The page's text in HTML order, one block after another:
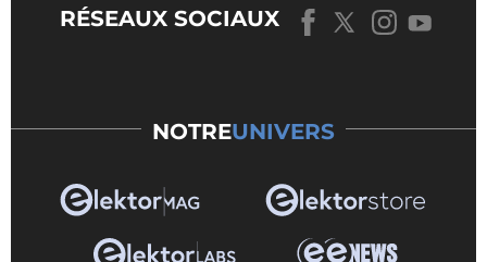
RÉSEAUX SOCIAUX
NOTREUNIVERS